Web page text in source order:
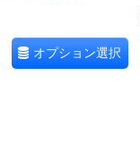
オプション選択